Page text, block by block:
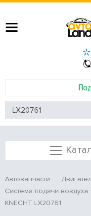
Автозапчасти
Система подачи воздуха
KNECHT LX20761